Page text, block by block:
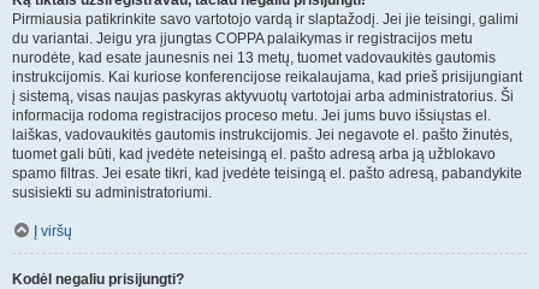
Pirmiausia patikrinkite savo vartotojo vardą ir slaptažodį. Jei jie teisingi, galimi
du variantai. Jeigu yra įjungtas COPPA palaikymas ir registracijos metu
nurodėte, kad esate jaunesnis nei 13 metų, tuomet vadovaukitės gautomis
instrukcijomis. Kai kuriose konferencijose reikalaujama, kad prieš prisijungiant
į sistemą, visas naujas paskyras aktyvuotų vartotojai arba administratorius. Ši
informacija rodoma registracijos proceso metu. Jei jums buvo išsiųstas el.
laiškas, vadovaukitės gautomis instrukcijomis. Jei negavote el. pašto žinutės,
tuomet gali būti, kad įvedėte neteisingą el. pašto adresą arba ją užblokavo
spamo filtras. Jei esate tikri, kad įvedėte teisingą el. pašto adresą, pabandykite
susisiekti su administratoriumi.
Į viršų
Kodėl negaliu prisijungti?